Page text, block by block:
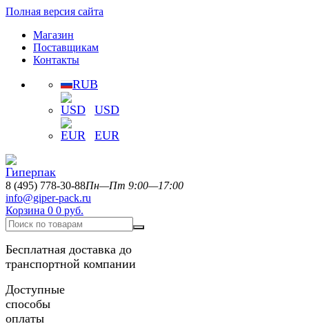
Полная версия сайта
Магазин
Поставщикам
Контакты
RUB
USD
EUR
8 (495) 778-30-88Пн—Пт 9:00—17:00
info@giper-pack.ru
Корзина 0 0 руб.
Бесплатная доставка до
транспортной компании
Доступные
способы
оплаты